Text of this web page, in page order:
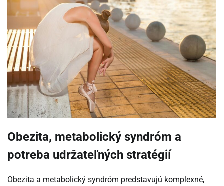
Obezita, metabolický syndróm a
potreba udržateľných stratégií
Obezita a metabolický syndróm predstavujú komplexné,